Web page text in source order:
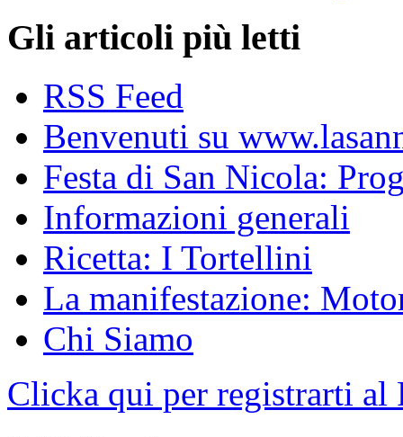
Gli articoli più letti
RSS Feed
Benvenuti su
Festa di San Nicola:
Informazioni generali
Ricetta: I Tortellini
La manifestazione:
Chi Siamo
Clicka qui per registrarti al